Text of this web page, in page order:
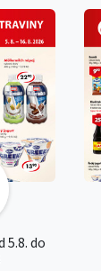
5.8. do